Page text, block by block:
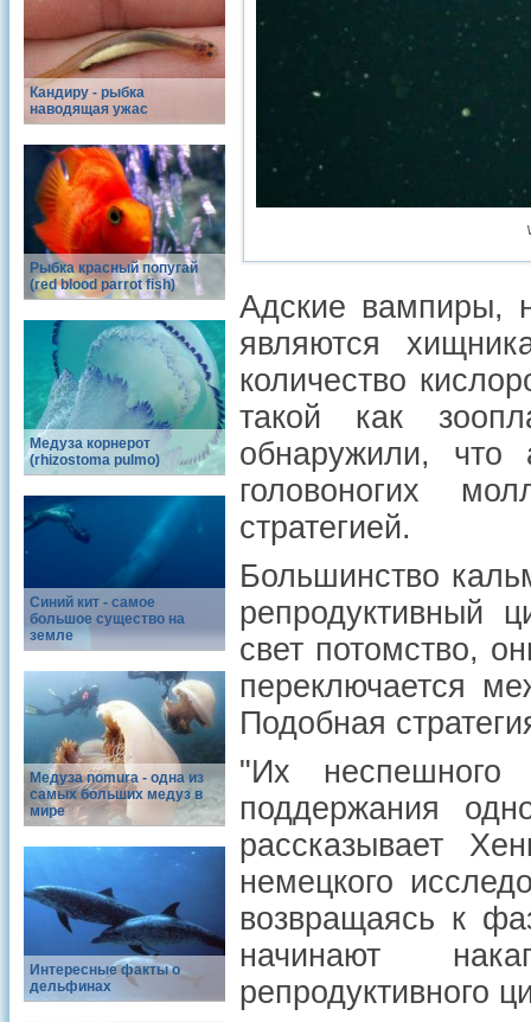
Кандиру - рыбка
наводящая ужас
Рыбка красный попугай
(red blood parrot fish)
Медуза корнерот
(rhizostoma pulmo)
Синий кит - самое
большое существо на
земле
Медуза nomura - одна из
самых больших медуз в
мире
Интересные факты о
дельфинах
Адские вампиры,
являются
количество
такой как
обнаружили, что
головоногих
стратегией.
Большинство
репродуктивный
свет потомство,
переключается
Подобная
"Их
поддержания
рассказывает
немецкого
возвращаясь к
начинают
репродуктивного